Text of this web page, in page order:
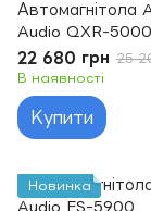
Автомагнітола
Audio QXR-5000
22 680 грн 25
В наявності
Купити
Новинка